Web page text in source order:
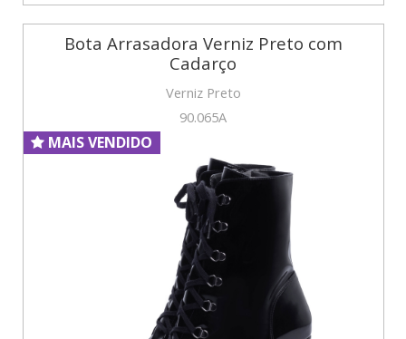
Bota Arrasadora Verniz Preto com
Cadarço
Verniz Preto
90.065A
MAIS VENDIDO